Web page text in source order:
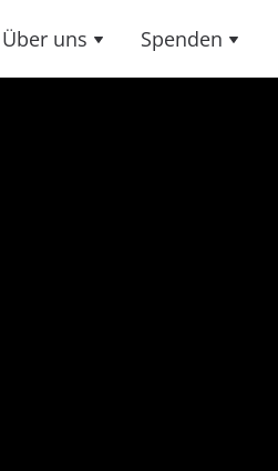
Über uns Spenden